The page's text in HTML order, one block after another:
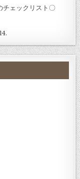
チェックリスト〇